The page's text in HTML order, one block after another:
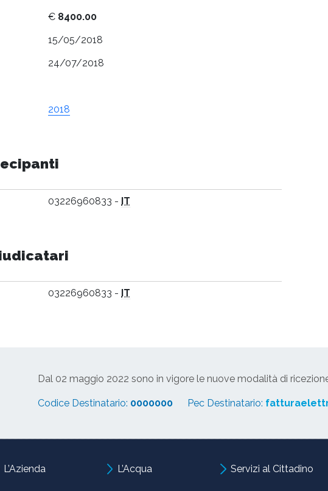
€ 8400.00
15/05/2018
24/07/2018
2018
03226960833 - IT
03226960833 - IT
Dal 02 maggio 2022 sono in vigore le nuove modalità di
Codice Destinatario: 0000000 Pec Destinatario:
L’Azienda L’Acqua Servizi al Cittadino